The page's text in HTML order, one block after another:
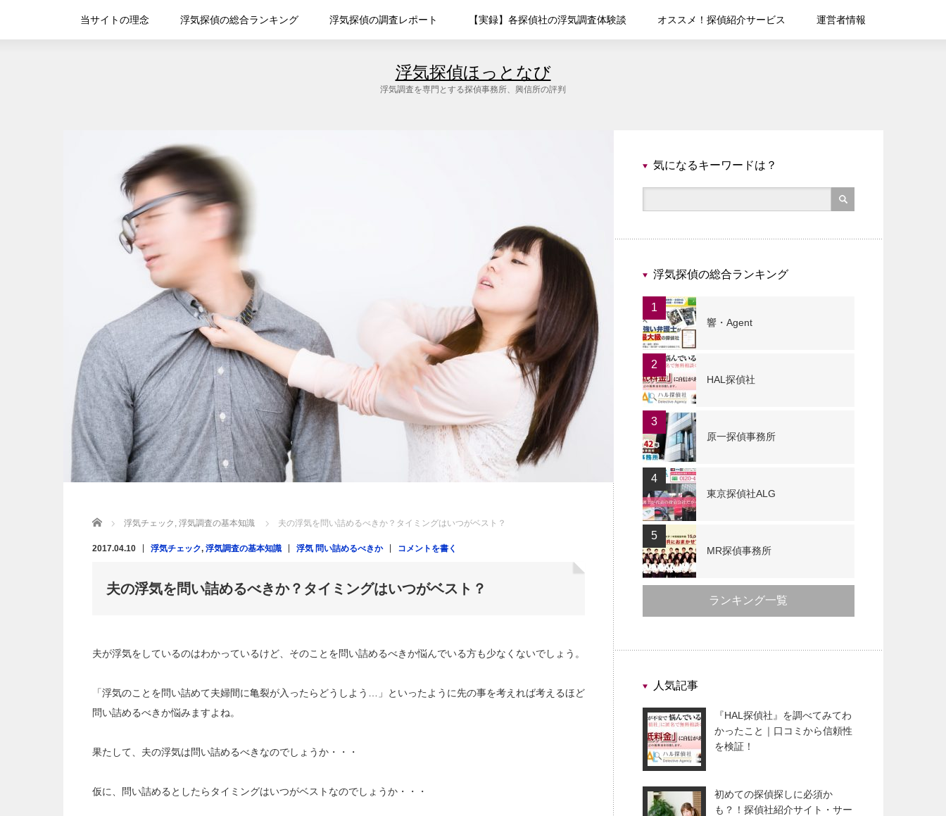
浮気探偵ほっとなび
浮気調査を専門とする探偵事務所、興信所の評判
当サイトの理念 浮気探偵の総合ランキング 浮気探偵の調査レポート 【実録】各探偵社の浮気調査体験談 オススメ！探偵紹介サービス 運営者情報
Home 浮気チェック , 浮気調査の基本知識 夫の浮気を問い詰めるべきか？タイミングはいつがベスト？
2017.04.10 浮気チェック, 浮気調査の基本知識 浮気 問い詰めるべきか コメントを書く
夫の浮気を問い詰めるべきか？タイミングはいつがベスト？
夫が浮気をしているのはわかっているけど、そのことを問い詰めるべきか悩んでいる方も少なくないでしょう。
「浮気のことを問い詰めて夫婦間に亀裂が入ったらどうしよう…」といったように先の事を考えれば考えるほど
問い詰めるべきか悩みますよね。
果たして、夫の浮気は問い詰めるべきなのでしょうか・・・
仮に、問い詰めるとしたらタイミングはいつがベストなのでしょうか・・・
気になるキーワードは？
浮気探偵の総合ランキング
1
響・Agent
2
HAL探偵社
3
原一探偵事務所
4
東京探偵社ALG
5
MR探偵事務所
ランキング一覧
人気記事
『HAL探偵社』を調べてみてわ
かったこと｜口コミから信頼性
を検証！
初めての探偵探しに必須か
も？！探偵社紹介サイト・サー